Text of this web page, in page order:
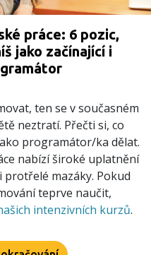
práce: 6 pozic,
jako začínající i
ten se v současném
neztratí. Přečti si, co
programátor/ka dělat.
nabízí široké uplatnění
protřelé mazáky. Pokud
teprve naučit,
intenzivních kurzů.